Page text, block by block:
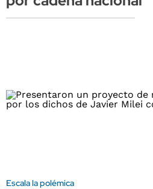
Escala la polémica